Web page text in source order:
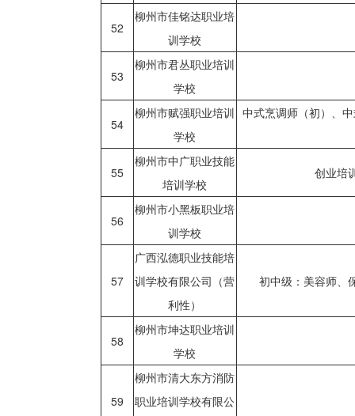
52
柳州市佳铭达职业培
训学校
53
柳州市君丛职业培训
学校
54
柳州市赋强职业培训
学校
中式烹调师（初）、
55
柳州市中广职业技能
培训学校
创业培
56
柳州市小黑板职业培
训学校
57
广西泓德职业技能培
训学校有限公司（营
利性）
初中级：美容师、
58
柳州市坤达职业培训
学校
59
柳州市清大东方消防
职业培训学校有限公